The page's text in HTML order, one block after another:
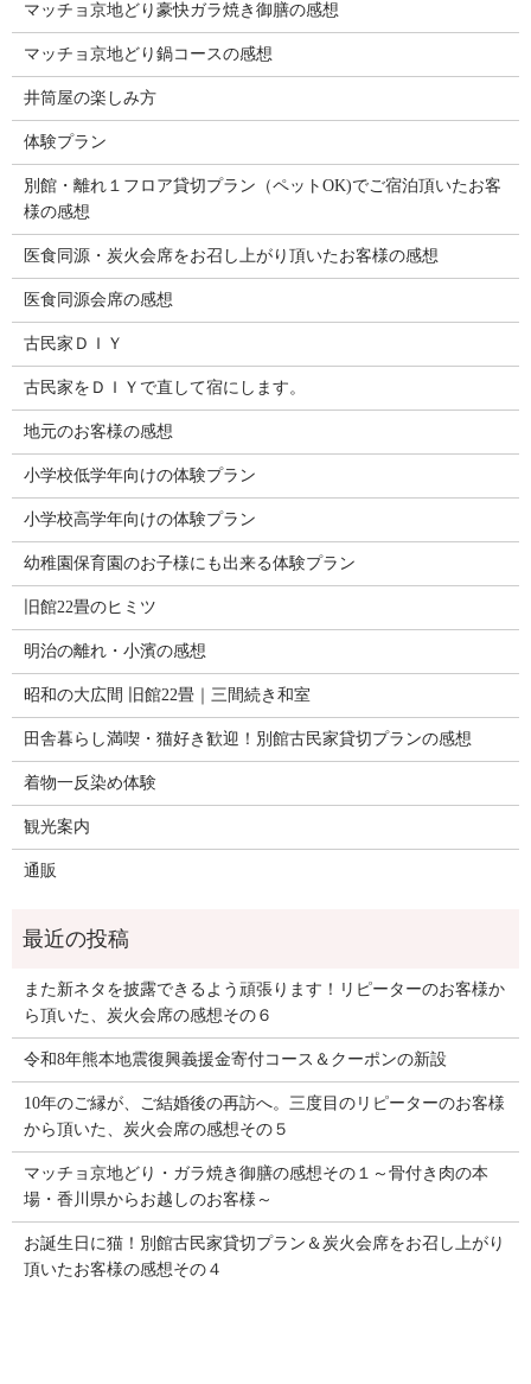
マッチョ京地どり豪快ガラ焼き御膳の感想
マッチョ京地どり鍋コースの感想
井筒屋の楽しみ方
体験プラン
別館・離れ１フロア貸切プラン（ペットOK)でご宿泊頂いたお客
様の感想
医食同源・炭火会席をお召し上がり頂いたお客様の感想
医食同源会席の感想
古民家ＤＩＹ
古民家をＤＩＹで直して宿にします。
地元のお客様の感想
小学校低学年向けの体験プラン
小学校高学年向けの体験プラン
幼稚園保育園のお子様にも出来る体験プラン
旧館22畳のヒミツ
明治の離れ・小濱の感想
昭和の大広間 旧館22畳｜三間続き和室
田舎暮らし満喫・猫好き歓迎！別館古民家貸切プランの感想
着物一反染め体験
観光案内
通販
また新ネタを披露できるよう頑張ります！リピーターのお客様か
ら頂いた、炭火会席の感想その６
令和8年熊本地震復興義援金寄付コース＆クーポンの新設
10年のご縁が、ご結婚後の再訪へ。三度目のリピーターのお客様
から頂いた、炭火会席の感想その５
マッチョ京地どり・ガラ焼き御膳の感想その１～骨付き肉の本
場・香川県からお越しのお客様～
お誕生日に猫！別館古民家貸切プラン＆炭火会席をお召し上がり
頂いたお客様の感想その４